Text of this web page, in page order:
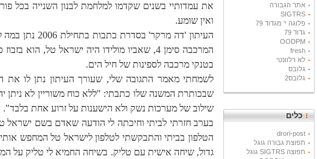
אתר הגבורה
SIGTRS
פלוגה י' מגדוד 79
גדוד 79
OODPM
fresh
לא רלוונטי
גלובס
גלובס2
כלים
drori-post
תפוצת גבורה גוגל
תפוצה SIGTRS גוגל
את עמדותיי בשנים שקדמו למלחמת לבנון השנייה בכל
ואין שומע.
העיתון 'דה
המרכבה סימן 4, שאביו מולידו היה ישראל
בטנקי מרכבה לספינות של חיל הים.
לשמחתי מאמר התגובה שלי, שעורך העיתון נתן לו את
שבכותרת המשנה שלו כתבתי: "ללא כוח משוריין לא ניתן
שילוב של מערכות נשק ולא הישענות על זרוע אחת בלבד".
בערב חזרתי לביתי וחיכתה לי הודעה שאדם בשם ישראל
הטלפון בביתי והתבקשתי לטלפון לישראל טל המחפש
גדול, שיחה אישית עם טליק. בשיחה החמיא לי טליק על